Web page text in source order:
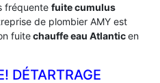
fréquente fuite cumulus
de plombier AMY est
fuitechauffe eau Atlanticen
DÉTARTRAGE